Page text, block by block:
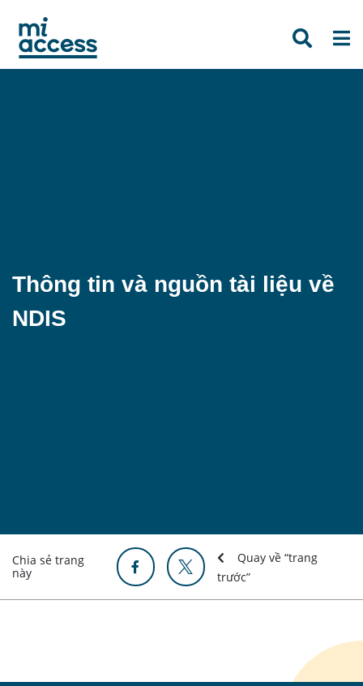
main
content
Thông tin và nguồn tài liệu về
NDIS
Chia sẻ trang
này
Quay về “trang
trước”